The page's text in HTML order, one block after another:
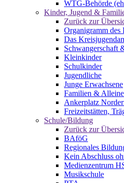
WTG-Behörde
Kinder, Jugend &
Zurück zur
Organigramm des
Das
Schwangerschaft
Kleinkinder
Schulkinder
Jugendliche
Junge Erwachsene
Familien &
Ankerplatz
Freizeitstätten,
Schule/Bildung
Zurück zur
BAföG
Regionales
Kein Abschluss
Medienzentrum
Musikschule